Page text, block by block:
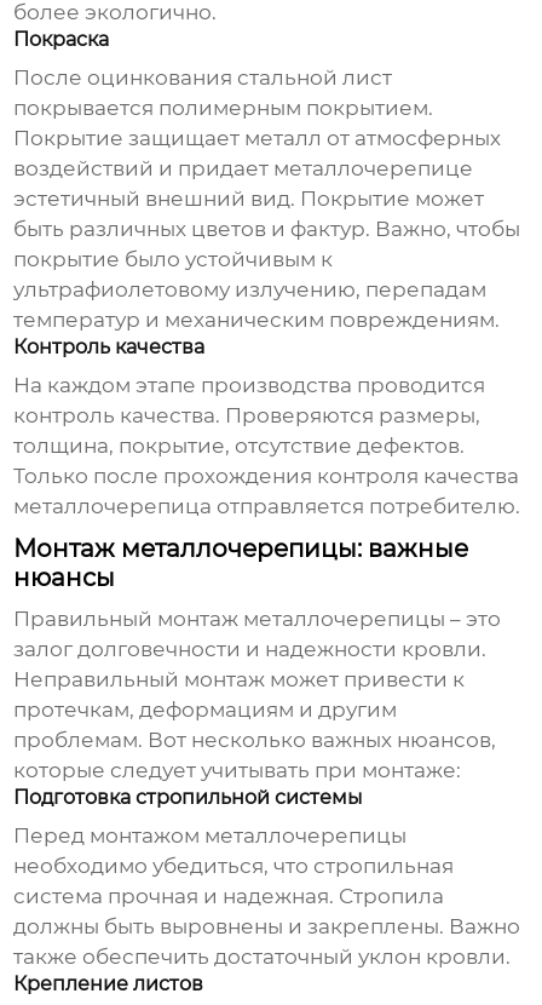
более экологично.
Покраска
После оцинкования стальной лист
покрывается полимерным покрытием.
Покрытие защищает металл от атмосферных
воздействий и придает металлочерепице
эстетичный внешний вид. Покрытие может
быть различных цветов и фактур. Важно, чтобы
покрытие было устойчивым к
ультрафиолетовому излучению, перепадам
температур и механическим повреждениям.
Контроль качества
На каждом этапе производства проводится
контроль качества. Проверяются размеры,
толщина, покрытие, отсутствие дефектов.
Только после прохождения контроля качества
металлочерепица отправляется потребителю.
Монтаж металлочерепицы: важные
нюансы
Правильный монтаж металлочерепицы – это
залог долговечности и надежности кровли.
Неправильный монтаж может привести к
протечкам, деформациям и другим
проблемам. Вот несколько важных нюансов,
которые следует учитывать при монтаже:
Подготовка стропильной системы
Перед монтажом металлочерепицы
необходимо убедиться, что стропильная
система прочная и надежная. Стропила
должны быть выровнены и закреплены. Важно
также обеспечить достаточный уклон кровли.
Крепление листов